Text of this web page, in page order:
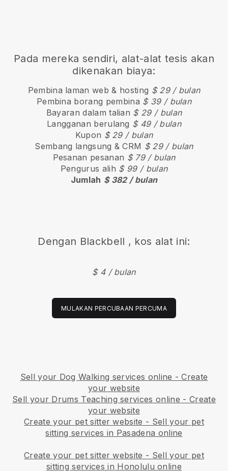
Pada mereka sendiri, alat-alat tesis akan
dikenakan biaya:
Pembina laman web & hosting $ 29 / bulan
Pembina borang pembina $ 39 / bulan
Bayaran dalam talian $ 29 / bulan
Langganan berulang $ 49 / bulan
Kupon $ 29 / bulan
Sembang langsung & CRM $ 29 / bulan
Pesanan pesanan $ 79 / bulan
Pengurus alih $ 99 / bulan
Jumlah $ 382 / bulan
Dengan Blackbell , kos alat ini:
$ 4 / bulan
MULAKAN PERCUBAAN PERCUMA
Sell your Dog Walking services online - Create
your website
Sell your Drums Teaching services online - Create
your website
Create your pet sitter website - Sell your pet
sitting services in Pasadena online
Create your pet sitter website - Sell your pet
sitting services in Honolulu online